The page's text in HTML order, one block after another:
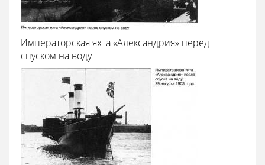
Императорская яхта «Александрия» перед
спуском на воду